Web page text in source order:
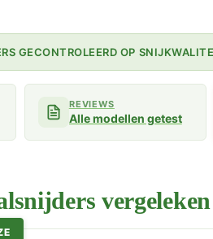
GECONTROLEERD OP
REVIEWS
Alle modellen getest
vergeleken